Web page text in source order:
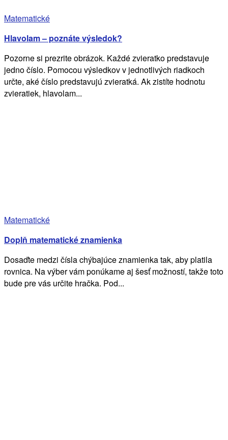
Matematické
Hlavolam – poznáte výsledok?
Pozorne si prezrite obrázok. Každé zvieratko predstavuje
jedno číslo. Pomocou výsledkov v jednotlivých riadkoch
určte, aké číslo predstavujú zvieratká. Ak zistíte hodnotu
zvieratiek, hlavolam...
Matematické
Doplň matematické znamienka
Dosaďte medzi čísla chýbajúce znamienka tak, aby platila
rovnica. Na výber vám ponúkame aj šesť možností, takže toto
bude pre vás určite hračka. Pod...